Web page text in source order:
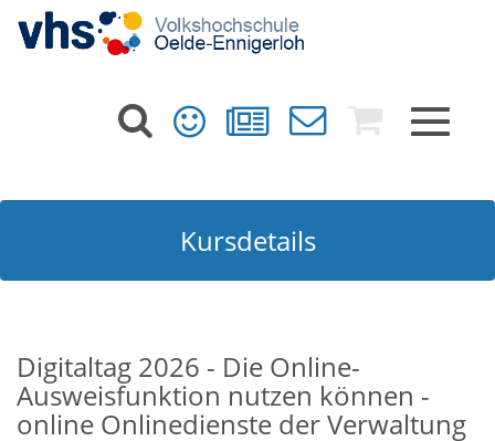
Toggle
Kursdetails
Digitaltag 2026 - Die Online-
Ausweisfunktion nutzen können -
online Onlinedienste der Verwaltung